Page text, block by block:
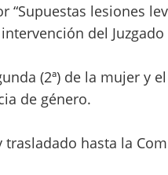
“Supuestas lesiones
del
(2ª) de la mujer y
de género.
hasta la